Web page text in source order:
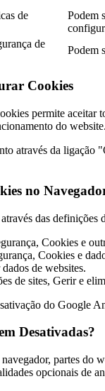
de
Podem
de
Podem
Cookies
permite aceitar
do website.
através da
no
das
Cookies e
Cookies e
de websites.
de sites, Gerir e
do Google
Desativadas?
partes
opcionais de